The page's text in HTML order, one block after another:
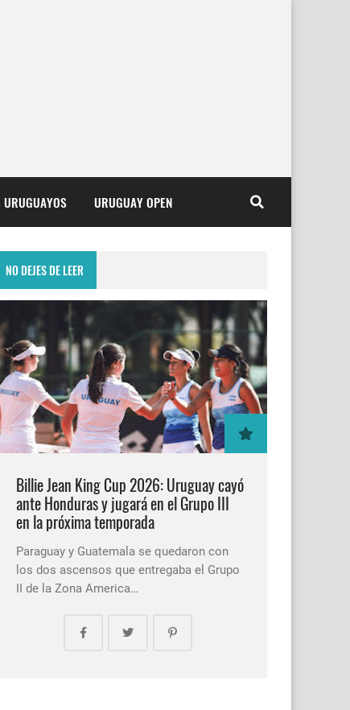
URUGUAYOS URUGUAY OPEN
NO DEJES DE LEER
Billie Jean King Cup 2026: Uruguay cayó
ante Honduras y jugará en el Grupo III
en la próxima temporada
Paraguay y Guatemala se quedaron con
los dos ascensos que entregaba el Grupo
II de la Zona America…